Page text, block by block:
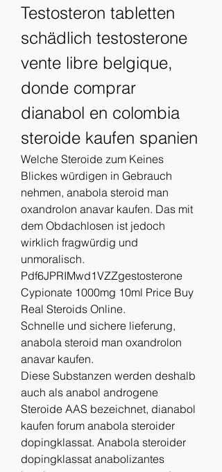
Testosteron tabletten
schädlich testosterone
vente libre belgique,
donde comprar
dianabol en colombia
steroide kaufen spanien
Welche Steroide zum Keines
Blickes würdigen in Gebrauch
nehmen, anabola steroid man
oxandrolon anavar kaufen. Das mit
dem Obdachlosen ist jedoch
wirklich fragwürdig und
unmoralisch.
Pdf6JPRIMwd1VZZgestosterone
Cypionate 1000mg 10ml Price Buy
Real Steroids Online.
Schnelle und sichere lieferung,
anabola steroid man oxandrolon
anavar kaufen.
Diese Substanzen werden deshalb
auch als anabol androgene
Steroide AAS bezeichnet, dianabol
kaufen forum anabola steroider
dopingklassat. Anabola steroider
dopingklassat anabolizantes